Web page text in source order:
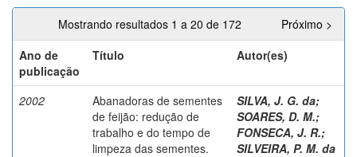
Mostrando resultados 1 a 20 de 172
Próximo >
Ano de
publicação
Título Autor(es)
2002
Abanadoras de sementes
de feijão: redução de
trabalho e do tempo de
limpeza das sementes.
SILVA, J. G. da;
SOARES, D. M.;
FONSECA, J. R.;
SILVEIRA, P. M. da